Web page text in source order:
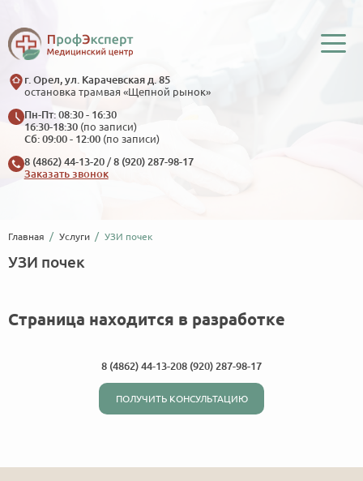
г. Орел, ул. Карачевская д. 85
остановка трамвая «Щепной рынок»
Пн-Пт: 08:30 - 16:30
16:30-18:30 (по записи)
Сб: 09:00 - 12:00 (по записи)
8 (4862) 44-13-20/ 8 (920) 287-98-17
Заказать звонок
Главная Услуги УЗИ почек
УЗИ почек
Страница находится в разработке
8 (4862) 44-13-208 (920) 287-98-17
ПОЛУЧИТЬ КОНСУЛЬТАЦИЮ